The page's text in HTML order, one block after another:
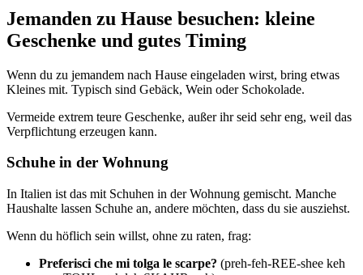
Jemanden zu Hause besuchen: kleine
Geschenke und gutes Timing
Wenn du zu jemandem nach Hause eingeladen wirst, bring etwas
Kleines mit. Typisch sind Gebäck, Wein oder Schokolade.
Vermeide extrem teure Geschenke, außer ihr seid sehr eng, weil das
Verpflichtung erzeugen kann.
Schuhe in der Wohnung
In Italien ist das mit Schuhen in der Wohnung gemischt. Manche
Haushalte lassen Schuhe an, andere möchten, dass du sie ausziehst.
Wenn du höflich sein willst, ohne zu raten, frag:
Preferisci che mi tolga le scarpe? (preh-feh-REE-shee keh